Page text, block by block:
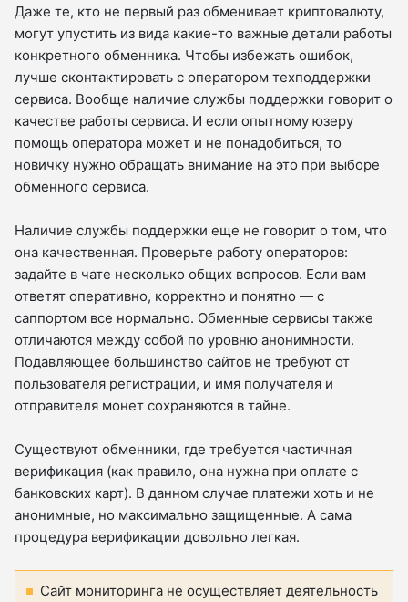
Даже те, кто не первый раз обменивает криптовалюту,
могут упустить из вида какие-то важные детали работы
конкретного обменника. Чтобы избежать ошибок,
лучше сконтактировать с оператором техподдержки
сервиса. Вообще наличие службы поддержки говорит о
качестве работы сервиса. И если опытному юзеру
помощь оператора может и не понадобиться, то
новичку нужно обращать внимание на это при выборе
обменного сервиса.
Наличие службы поддержки еще не говорит о том, что
она качественная. Проверьте работу операторов:
задайте в чате несколько общих вопросов. Если вам
ответят оперативно, корректно и понятно — с
саппортом все нормально. Обменные сервисы также
отличаются между собой по уровню анонимности.
Подавляющее большинство сайтов не требуют от
пользователя регистрации, и имя получателя и
отправителя монет сохраняются в тайне.
Существуют обменники, где требуется частичная
верификация (как правило, она нужна при оплате с
банковских карт). В данном случае платежи хоть и не
анонимные, но максимально защищенные. А сама
процедура верификации довольно легкая.
Сайт мониторинга не осуществляет деятельность